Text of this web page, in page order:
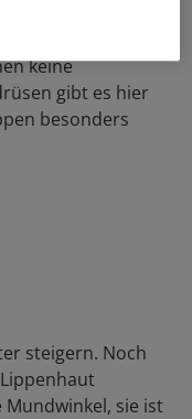
Außen-
wenigen Stellen
keine
gibt es hier
besonders
steigern. Noch
sie ist